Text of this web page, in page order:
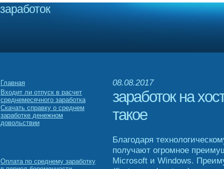
заработок
Главная
Входит ли отпуск в расчет
среднемесячного заработка
Скачать справку о среднем
заработке денежном
довольствии
Оплата по среднему заработку
08.08.2017
заработок на
такое
Благодаря
получают огромное
Microsoft и Windows.